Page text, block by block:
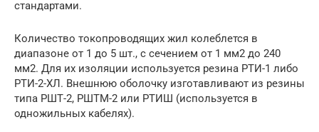
стандартами.
Количество токопроводящих жил колеблется в
диапазоне от 1 до 5 шт., с сечением от 1 мм2 до 240
мм2. Для их изоляции используется резина РТИ-1 либо
РТИ-2-ХЛ. Внешнюю оболочку изготавливают из резины
типа РШТ-2, РШТМ-2 или РТИШ (используется в
одножильных кабелях).